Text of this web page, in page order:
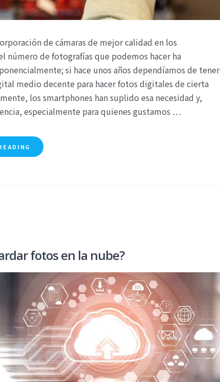
de cámaras de mejor calidad en los
número de fotografías que podemos hacer ha
si hace unos años dependíamos de tener
medio decente para hacer fotos digitales de cierta
los smartphones han suplido esa necesidad y,
especialmente para quienes gustamos …
fotos en la nube?